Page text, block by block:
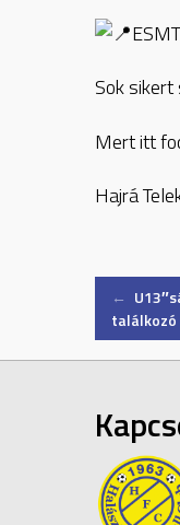
Sok sikert
Mert itt
Hajrá
Post
←
találkozó